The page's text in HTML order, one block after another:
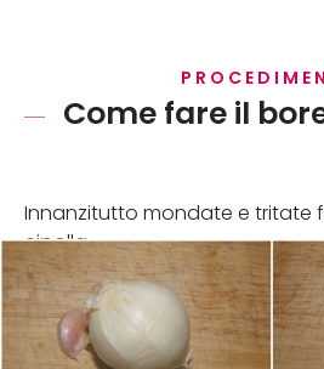
Come fare il
Innanzitutto mondate e tritate
cipolla.